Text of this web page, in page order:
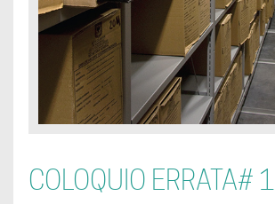
COLOQUIO ERRATA# 1